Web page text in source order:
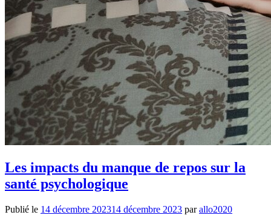
Les impacts du manque de repos sur la
santé psychologique
Publié le 14 décembre 202314 décembre 2023 parallo2020